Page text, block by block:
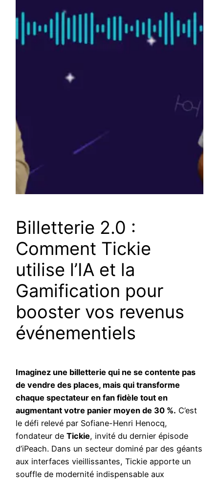
Billetterie 2.0 :
Comment Tickie
utilise l’IA et la
Gamification pour
booster vos revenus
événementiels
Imaginez une billetterie qui ne se contente pas
de vendre des places, mais qui transforme
chaque spectateur en fan fidèle tout en
augmentant votre panier moyen de 30 %. C’est
le défi relevé par Sofiane-Henri Henocq,
fondateur de Tickie, invité du dernier épisode
d’iPeach. Dans un secteur dominé par des géants
aux interfaces vieillissantes, Tickie apporte un
souffle de modernité indispensable aux